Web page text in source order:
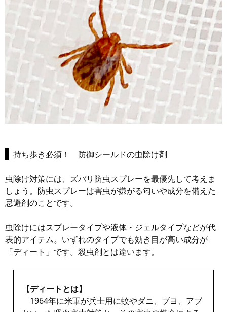
持ち歩き必須！ 防御シールドの虫除け剤
虫除け対策には、ズバリ防虫スプレーを最優先して考えま
しょう。防虫スプレーは害虫が嫌がる匂いや成分を備えた
忌避剤のことです。
虫除けにはスプレータイプや液体・ジェルタイプなどが代
表的アイテム。いずれのタイプでも効き目が高い成分が
「ディート」です。殺虫剤とは違います。
【ディートとは】
1964年に米軍が兵士用に蚊やダニ、ブヨ、アブ